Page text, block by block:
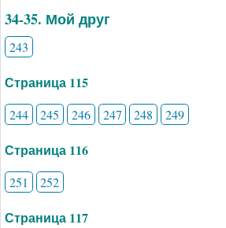
34-35. Мой друг
243
Страница 115
244 245 246 247 248 249
Страница 116
251 252
Страница 117